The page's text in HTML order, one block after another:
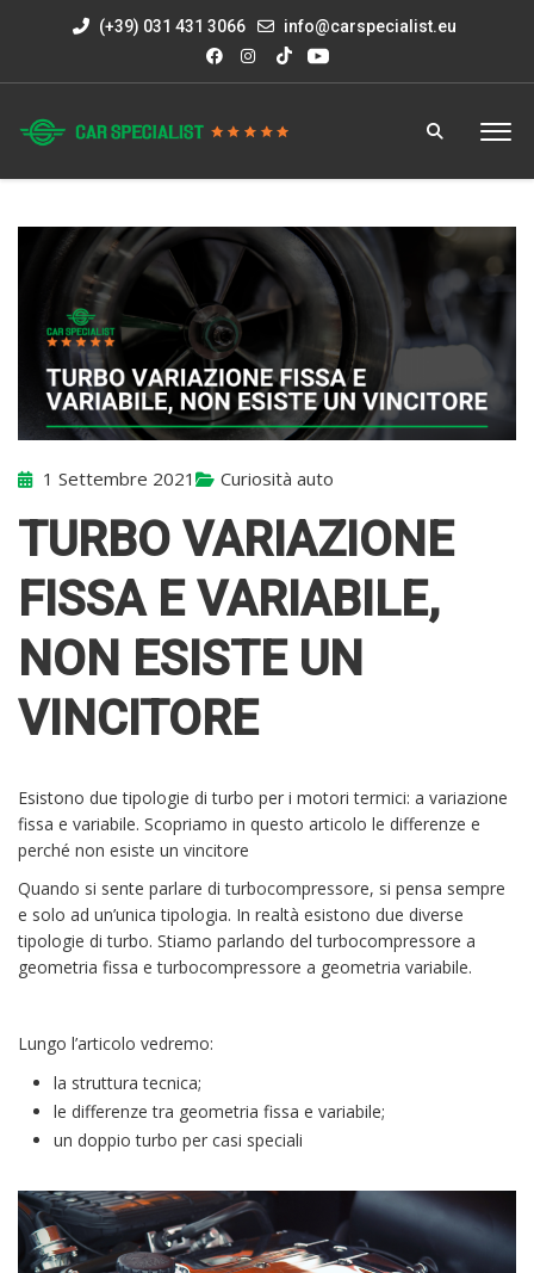
(+39) 031 431 3066 info@carspecialist.eu
1 Settembre 2021 Curiosità auto
TURBO VARIAZIONE
FISSA E VARIABILE,
NON ESISTE UN
VINCITORE
Esistono due tipologie di turbo per i motori termici: a variazione
fissa e variabile. Scopriamo in questo articolo le differenze e
perché non esiste un vincitore
Quando si sente parlare di turbocompressore, si pensa sempre
e solo ad un’unica tipologia. In realtà esistono due diverse
tipologie di turbo. Stiamo parlando del turbocompressore a
geometria fissa e turbocompressore a geometria variabile.
Lungo l’articolo vedremo:
la struttura tecnica;
le differenze tra geometria fissa e variabile;
un doppio turbo per casi speciali